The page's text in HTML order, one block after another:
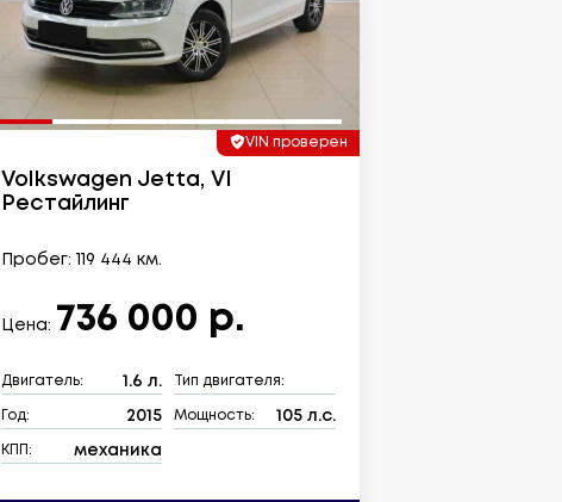
VIN проверен
Volkswagen Jetta, VI
Рестайлинг
Пробег: 119 444 км.
Цена: 736 000 р.
Двигатель: 1.6 л. Тип двигателя:
Год: 2015 Мощность: 105 л.с.
КПП: механика